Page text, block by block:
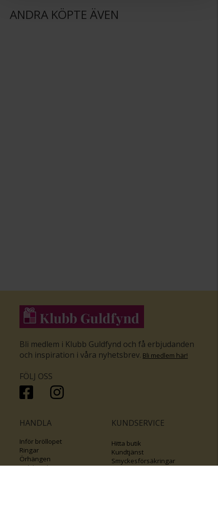
ANDRA KÖPTE ÄVEN
Bli medlem i Klubb Guldfynd och få erbjudanden
och inspiration i våra nyhetsbrev. Bli medlem här!
FÖLJ OSS
HANDLA
Inför bröllopet
Ringar
Örhängen
Halsband
KUNDSERVICE
Hitta butik
Kundtjänst
Smyckesförsäkringar